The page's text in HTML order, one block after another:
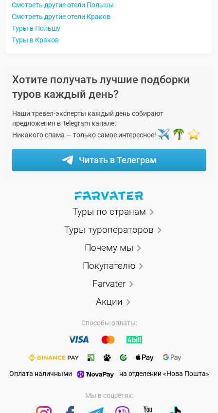
Смотреть другие отели Польшы
Смотреть другие отели Краков
Туры в Польшу
Туры в Краков
Хотите получать лучшие подборки
туров каждый день?
Наши тревел-эксперты каждый день собирают
предложения в Telegram канале.
Никакого спама — только самое интересное!
Читать в Телеграм
Туры по странам
Туры туроператоров
Почему мы
Покупателю
Farvater
Акции
Способы оплаты:
Оплата наличными на отделении «Нова Пошта»
Мы в соцсетях: